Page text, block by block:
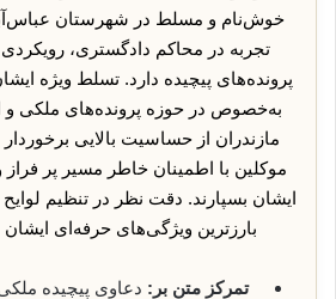
خوش‌نام و مسلط در شهرستان
تجربه در محاکم دادگستری،
پرونده‌های پیچیده دارد. تسلط ویژه
به‌خصوص در حوزه پرونده‌های ملکی و
مازندران از حساسیت بالایی
موکلین با اطمینان خاطر مسیر پر
ایشان بسپارند. دقت نظر در تنظیم
بارزترین ویژگی‌های حرفه‌ای
تمرکز متن بر: دعاوی پیچیده